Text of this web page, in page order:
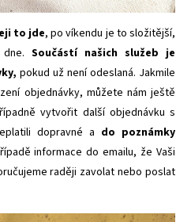
to jde, po víkendu je to složitější,
Součástí našich služeb je
pokud už není odeslaná. Jakmile
objednávky, můžete nám ještě
vytvořit další objednávku s
dopravné a do poznámky
informace do emailu, že Vaši
raději zavolat nebo poslat